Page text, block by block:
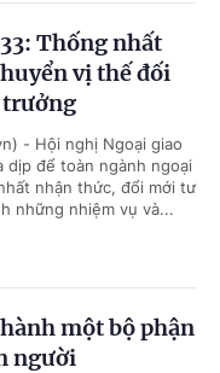
Thống nhất
vị thế đối
trưởng
- Hội nghị Ngoại giao
dịp để toàn ngành ngoại
nhận thức, đổi mới tư
những nhiệm vụ và...
một bộ phận
người